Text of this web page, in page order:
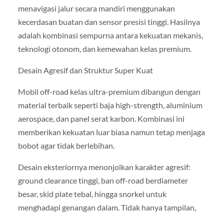
menavigasi jalur secara mandiri menggunakan
kecerdasan buatan dan sensor presisi tinggi. Hasilnya
adalah kombinasi sempurna antara kekuatan mekanis,
teknologi otonom, dan kemewahan kelas premium.
Desain Agresif dan Struktur Super Kuat
Mobil off-road kelas ultra-premium dibangun dengan
material terbaik seperti baja high-strength, aluminium
aerospace, dan panel serat karbon. Kombinasi ini
memberikan kekuatan luar biasa namun tetap menjaga
bobot agar tidak berlebihan.
Desain eksteriornya menonjolkan karakter agresif:
ground clearance tinggi, ban off-road berdiameter
besar, skid plate tebal, hingga snorkel untuk
menghadapi genangan dalam. Tidak hanya tampilan,